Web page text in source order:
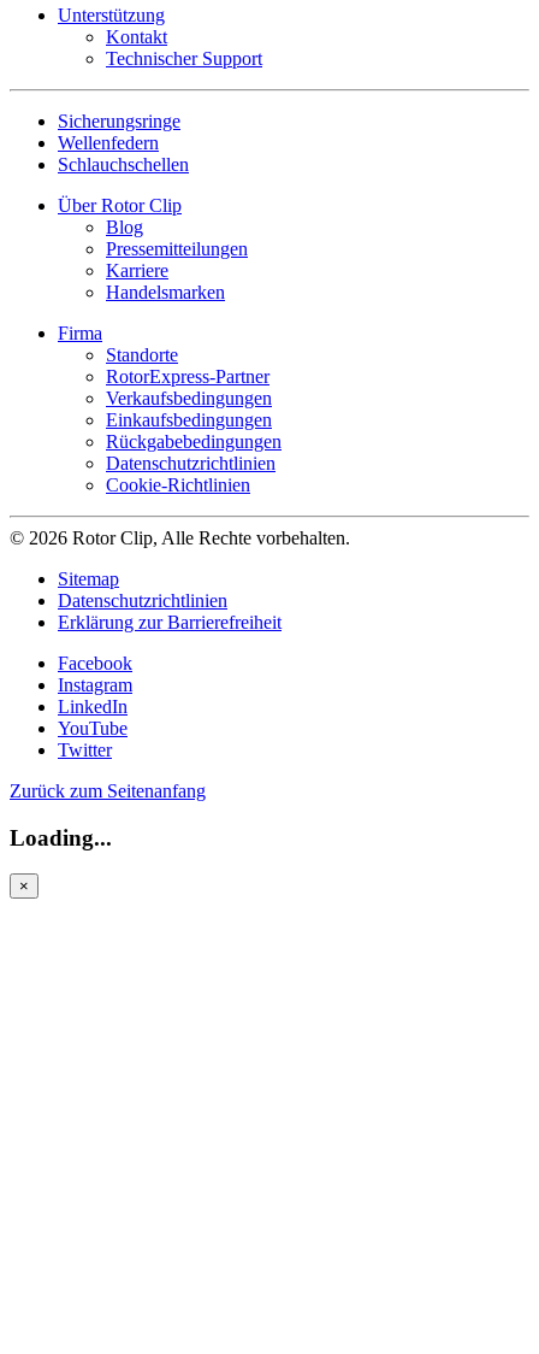
Unterstützung
Kontakt
Technischer Support
Sicherungsringe
Wellenfedern
Schlauchschellen
Über Rotor Clip
Blog
Pressemitteilungen
Karriere
Handelsmarken
Firma
Standorte
RotorExpress-Partner
Verkaufsbedingungen
Einkaufsbedingungen
Rückgabebedingungen
Datenschutzrichtlinien
Cookie-Richtlinien
© 2026 Rotor Clip, Alle Rechte vorbehalten.
Sitemap
Datenschutzrichtlinien
Erklärung zur Barrierefreiheit
Facebook
Instagram
LinkedIn
YouTube
Twitter
Zurück zum Seitenanfang
Loading...
×